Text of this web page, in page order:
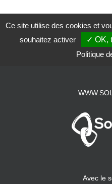
Avec le
Ce site utilise des cookies et
souhaitez activer
✓ OK,
Politique